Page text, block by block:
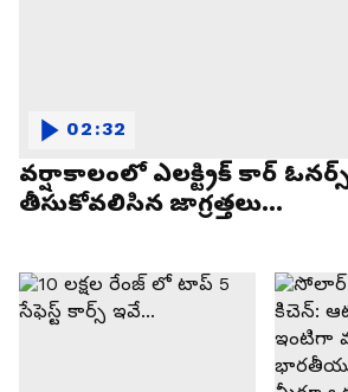
వర్షాకాలంలో ఎలక్ట్రిక్ కార్
తీసుకోవలిసిన జాగ్రత్తలు...
02:32